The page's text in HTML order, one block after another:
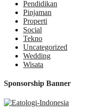
Pendidikan
Pinjaman
Properti
Social
Tekno
Uncategorized
Wedding
Wisata
Sponsorship Banner